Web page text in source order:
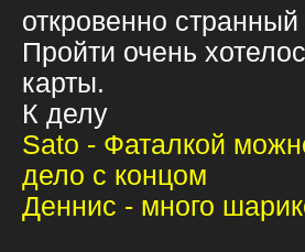
откровенно
Пройти очень
карты.
К делу
Sato - Фаталкой
дело с концом
Деннис - много